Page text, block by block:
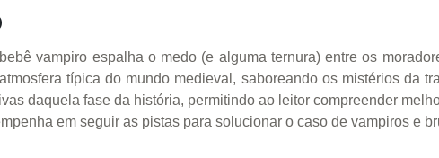
vampiro espalha o medo (e alguma ternura) entre os
típica do mundo medieval, saboreando os mistérios da
daquela fase da história, permitindo ao leitor compreender
em seguir as pistas para solucionar o caso de vampiros e